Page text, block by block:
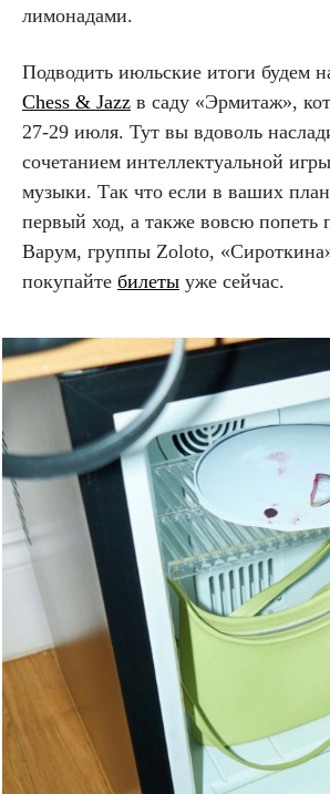
лимонадами.
Подводить июльские итоги будем
Chess & Jazz в саду «Эрмитаж»,
27-29 июля. Тут вы вдоволь
сочетанием интеллектуальной
музыки. Так что если в ваших
первый ход, а также вовсю
Варум, группы Zoloto,
покупайте билеты уже сейчас.